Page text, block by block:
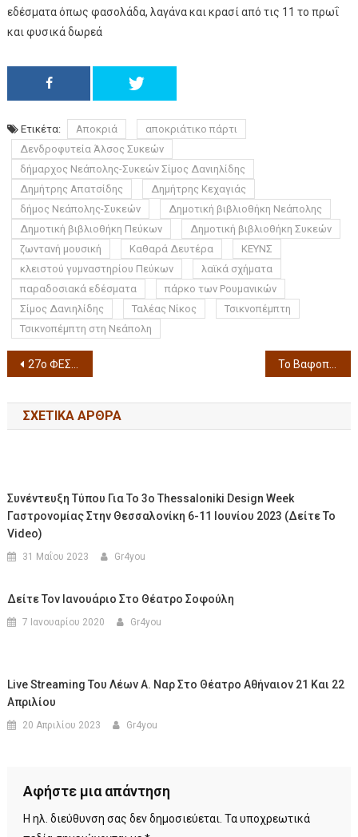
εδέσματα όπως φασολάδα, λαγάνα και κρασί από τις 11 το πρωΐ
και φυσικά δωρεά
Ετικέτα: Αποκριά
αποκριάτικο πάρτι
Δενδροφυτεία Άλσος Συκεών
δήμαρχος Νεάπολης-Συκεών Σίμος Δανιηλίδης
Δημήτρης Απατσίδης
Δημήτρης Κεχαγιάς
δήμος Νεάπολης-Συκεών
Δημοτική βιβλιοθήκη Νεάπολης
Δημοτική βιβλιοθήκη Πεύκων
Δημοτική βιβλιοθήκη Συκεών
ζωντανή μουσική
Καθαρά Δευτέρα
ΚΕΥΝΣ
κλειστού γυμναστηρίου Πεύκων
λαϊκά σχήματα
παραδοσιακά εδέσματα
πάρκο των Ρουμανικών
Σίμος Δανιηλίδης
Ταλέας Νίκος
Τσικνοπέμπτη
Τσικνοπέμπτη στη Νεάπολη
27o ΦΕΣΤΙΒΑΛ ΝΤΟΚΙΜΑΝΤΕΡ ΘΕΣΣΑΛΟΝΙΚΗΣ 6-16/3/2025 Ανακαλύψτε 73 συναρπαστικά ελληνικά ντοκιμαντέρ
ΣΧΕΤΙΚΆ ΆΡΘΡΑ
Συνέντευξη Τύπου Για Το 3ο Thessaloniki Design Week
Γαστρονομίας Στην Θεσσαλονίκη 6-11 Ιουνίου 2023 (Δείτε Το
Video)
31 Μαΐου 2023 Gr4you
Δείτε Τον Ιανουάριο Στο Θέατρο Σοφούλη
7 Ιανουαρίου 2020 Gr4you
Live Streaming Του Λέων Α. Ναρ Στο Θέατρο Αθήναιον 21 Και 22
Απριλίου
20 Απριλίου 2023 Gr4you
Αφήστε μια απάντηση
Η ηλ. διεύθυνση σας δεν δημοσιεύεται. Τα υποχρεωτικά